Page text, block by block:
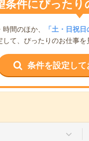
条件にぴったり
間のほか、 「土・日祝
て、ぴったりのお仕事を
条件を設定し